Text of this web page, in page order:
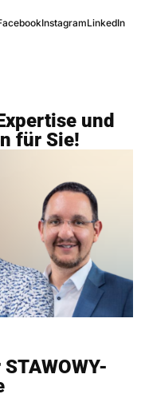
InstagramLinkedIn
und
für Sie!